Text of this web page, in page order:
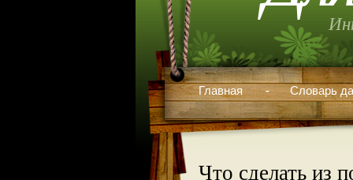
Главная Словарь
Что сделать из